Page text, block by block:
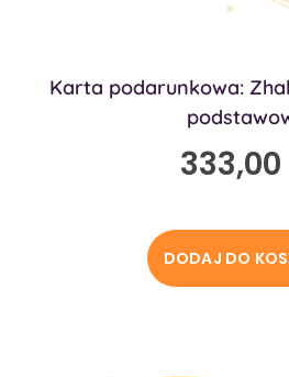
Karta podarunkowa:
333,00
DODAJ DO